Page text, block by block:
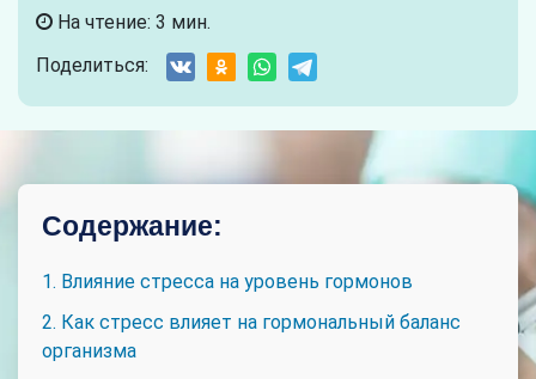
На чтение: 3 мин.
Поделиться:
Содержание:
1. Влияние стресса на уровень гормонов
2. Как стресс влияет на гормональный баланс
организма